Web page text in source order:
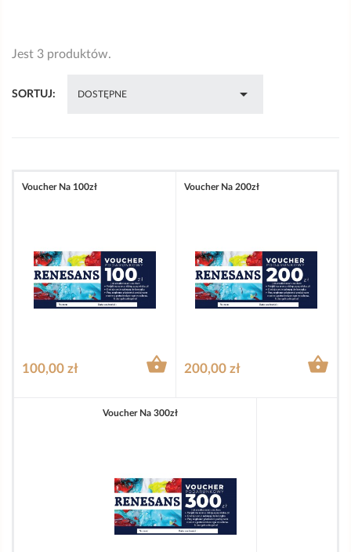
Jest 3 produktów.
SORTUJ: DOSTĘPNE 
Voucher Na 100zł
100,00 zł 
Voucher Na 200zł
200,00 zł 
Voucher Na 300zł